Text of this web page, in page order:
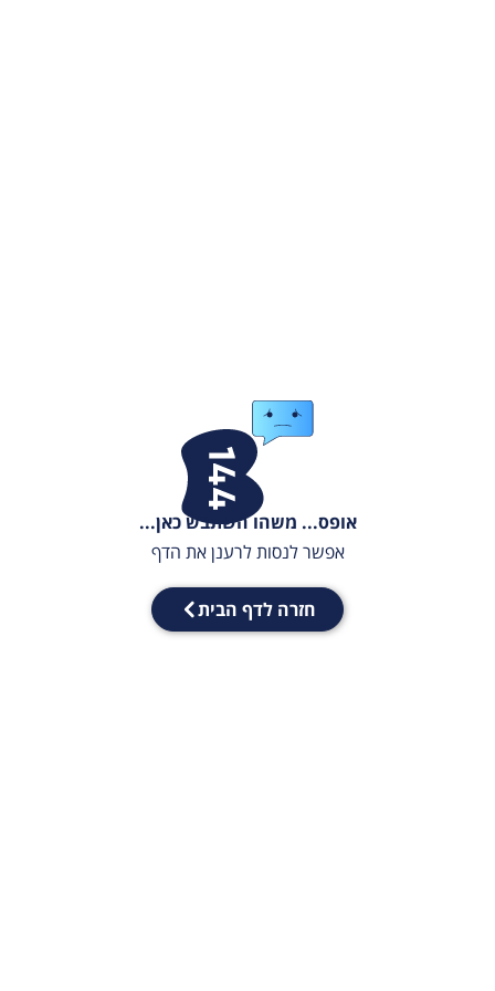
אופס... משהו השתבש כאן...
אפשר לנסות לרענן את הדף
חזרה לדף הבית